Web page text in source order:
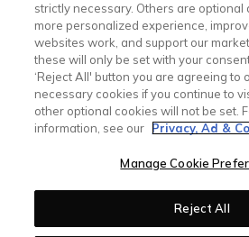
Mentions légales
Avis sur la confidentialité, les publicités
Manage Cookie Preferences
Vos choix de confidentialité
Mentions légales concernant les avis
Durabilité
strictly necessary. Others are optional
more personalized experience,
websites work, and support our
these will only be set with your
‘Reject All' button you are agreeing to
necessary cookies if you continue to
other optional cookies will not be set.
information, see our
Privacy, Ad &
Manage Cookie
Reject All